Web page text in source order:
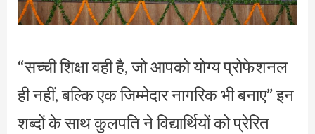
“सच्ची शिक्षा वही है, जो आपको योग्य प्रोफेशनल
ही नहीं, बल्कि एक जिम्मेदार नागरिक भी बनाए” इन
शब्दों के साथ कुलपति ने विद्यार्थियों को प्रेरित